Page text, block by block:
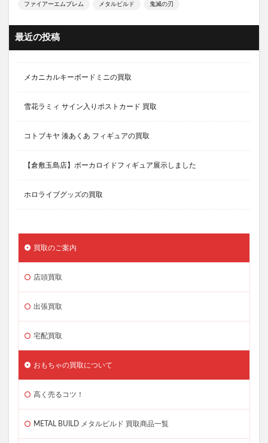
ファイアーエムブレム メタルビルド 鬼滅の刃
最近の投稿
メカニカルキーボードミニの買取
雪花ラミィ サイン入りポストカード 買取
コトブキヤ 湊あくあ フィギュアの買取
【倉敷玉島店】ボーカロイドフィギュア展示しました
ホロライブグッズの買取
買取のご案内
店頭買取
出張買取
宅配買取
おもちゃの買取について
高く売るコツ！
METAL BUILD メタルビルド 買取商品一覧